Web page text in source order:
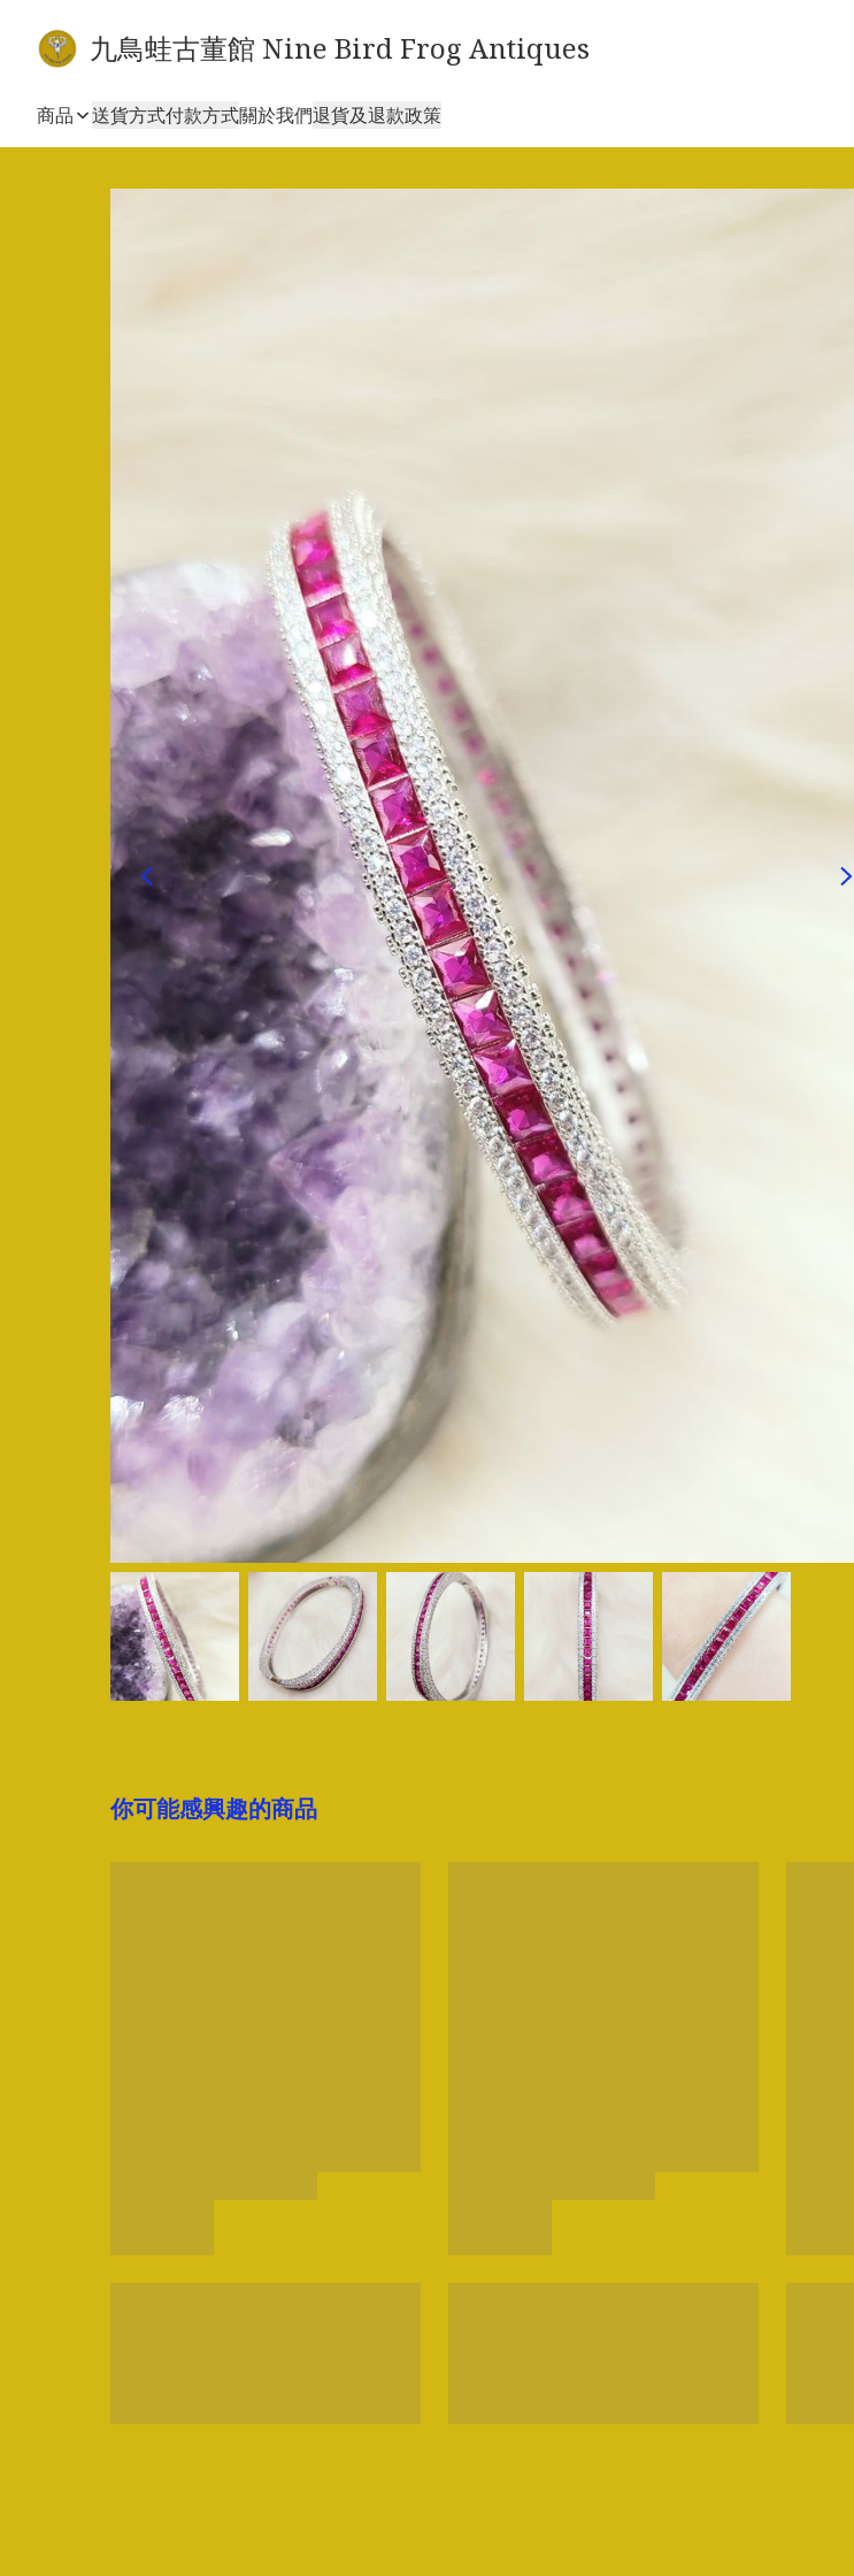
九鳥蛙古董館 Nine Bird Frog Antiques
商品 送貨方式付款方式關於我們退貨及退款政策
你可能感興趣的商品